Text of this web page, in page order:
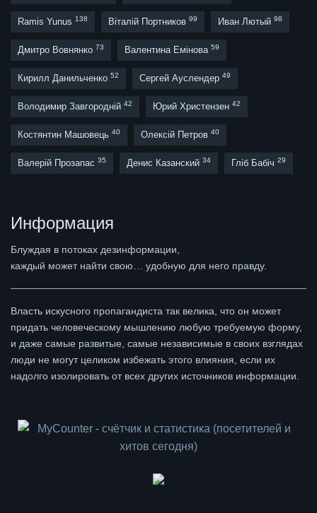
Ramis Yunus 138 Віталій Портников 99 Иван Лютый 98
Дмитро Вовнянко 73 Валентина Емінова 59
Кирилл Данильченко 52 Сергей Ауслендер 49
Володимир Завгородній 42 Юрий Христензен 42
Костянтин Машовець 40 Олексій Петров 40
Валерій Прозапас 35 Денис Казанский 34 Гліб Бабіч 29
Информация
Блуждая в потоках дезинформации,
каждый может найти свою… удобную для него правду.
Власть искусного пропагандиста так велика, что он может
придать человеческому мышлению любую требуемую форму,
и даже самые развитые, самые независимые в своих взглядах
люди не могут целиком избежать этого влияния, если их
надолго изолировать от всех других источников информации.